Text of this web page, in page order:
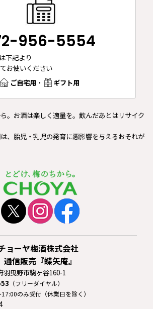
956-5554
下記より
お使いください
ご自宅用 ・ ギフト用
。お酒は楽しく適量を。飲んだあとはリサイク
、胎児・乳児の発育に悪影響を与えるおそれが
ョーヤ梅酒株式会社
通信販売『蝶矢庵』
曳野市駒ヶ谷160-1
（フリーダイヤル）
のみ受付（休業日を除く）